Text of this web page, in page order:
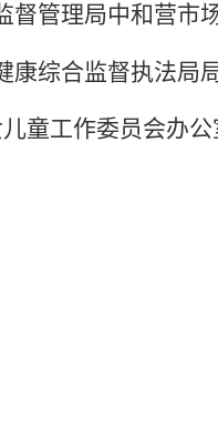
督管理局中和营市
康综合监督执法局
童工作委员会办公